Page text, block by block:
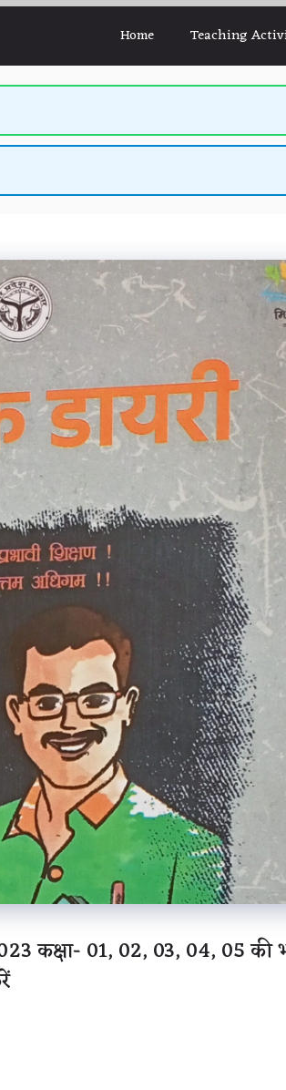
Home Teaching
कक्षा- 01, 02, 03, 04, 05 की